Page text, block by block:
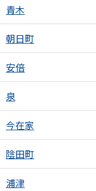
青木
朝日町
安倍
泉
今在家
陰田町
浦津